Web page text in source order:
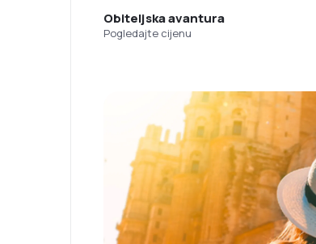
Obiteljska avantura
Pogledajte cijenu